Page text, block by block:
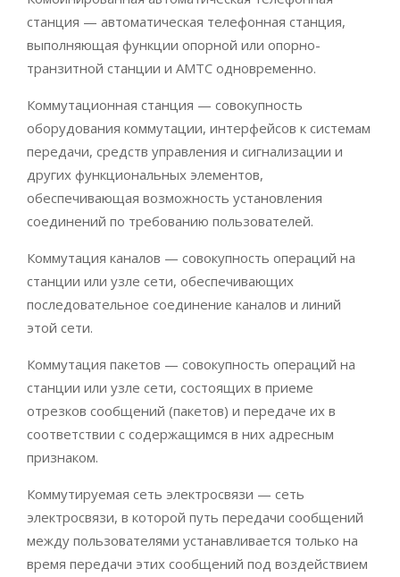
станция — автоматическая телефонная станция,
выполняющая функции опорной или опорно-
транзитной станции и АМТС одновременно.
Коммутационная станция — совокупность
оборудования коммутации, интерфейсов к системам
передачи, средств управления и сигнализации и
других функциональных элементов,
обеспечивающая возможность установления
соединений по требованию пользователей.
Коммутация каналов — совокупность операций на
станции или узле сети, обеспечивающих
последовательное соединение каналов и линий
этой сети.
Коммутация пакетов — совокупность операций на
станции или узле сети, состоящих в приеме
отрезков сообщений (пакетов) и передаче их в
соответствии с содержащимся в них адресным
признаком.
Коммутируемая сеть электросвязи — сеть
электросвязи, в которой путь передачи сообщений
между пользователями устанавливается только на
время передачи этих сообщений под воздействием